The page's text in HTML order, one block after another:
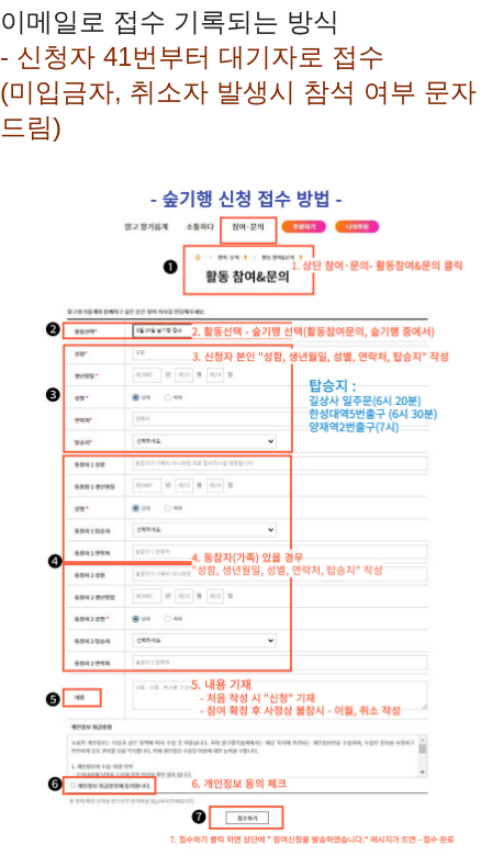
이메일로 접수 기록되는 방식
- 신청자 41번부터 대기자로 접수
(미입금자, 취소자 발생시 참석 여부 문자
드림)